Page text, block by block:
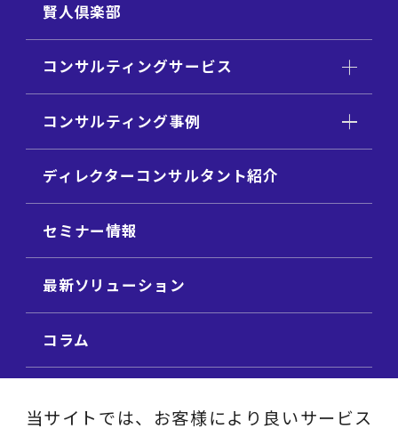
賢人倶楽部
コンサルティングサービス
コンサルティング事例
ディレクターコンサルタント紹介
セミナー情報
最新ソリューション
コラム
当サイトでは、お客様により良いサービス